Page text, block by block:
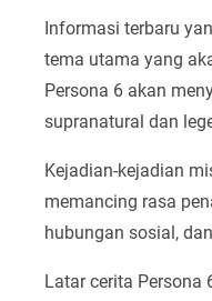
Informasi terbaru
tema utama yang
Persona 6 akan
supranatural dan
Kejadian-kejadian
memancing rasa
hubungan sosial,
Latar cerita Persona